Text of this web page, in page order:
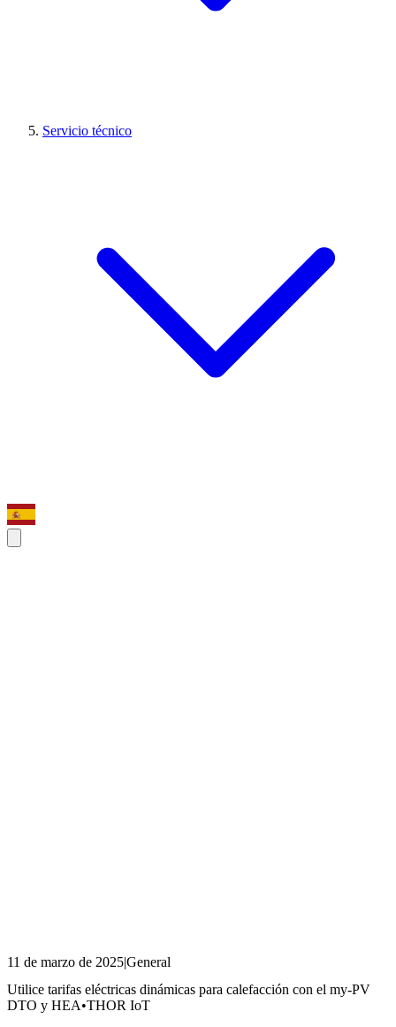
Servicio técnico
11 de marzo de 2025|General
Utilice tarifas eléctricas dinámicas para calefacción con el my-PV
DTO y HEA•THOR IoT